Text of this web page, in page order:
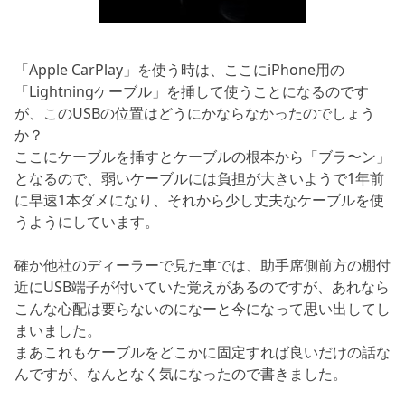
「Apple CarPlay」を使う時は、ここにiPhone用の
「Lightningケーブル」を挿して使うことになるのです
が、このUSBの位置はどうにかならなかったのでしょう
か？
ここにケーブルを挿すとケーブルの根本から「ブラ〜ン」
となるので、弱いケーブルには負担が大きいようで1年前
に早速1本ダメになり、それから少し丈夫なケーブルを使
うようにしています。
確か他社のディーラーで見た車では、助手席側前方の棚付
近にUSB端子が付いていた覚えがあるのですが、あれなら
こんな心配は要らないのになーと今になって思い出してし
まいました。
まあこれもケーブルをどこかに固定すれば良いだけの話な
んですが、なんとなく気になったので書きました。